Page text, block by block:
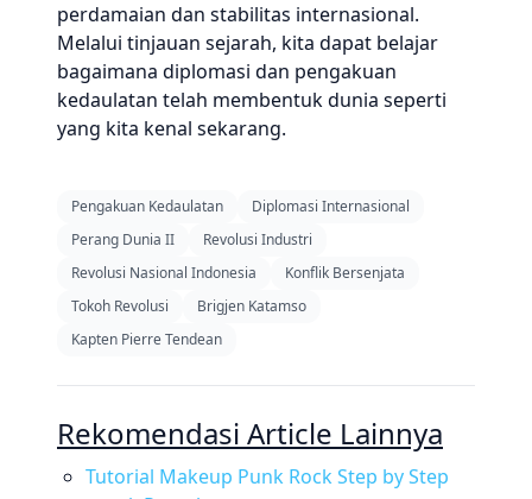
perdamaian dan stabilitas internasional.
Melalui tinjauan sejarah, kita dapat belajar
bagaimana diplomasi dan pengakuan
kedaulatan telah membentuk dunia seperti
yang kita kenal sekarang.
Pengakuan Kedaulatan
Diplomasi Internasional
Perang Dunia II
Revolusi Industri
Revolusi Nasional Indonesia
Konflik Bersenjata
Tokoh Revolusi
Brigjen Katamso
Kapten Pierre Tendean
Rekomendasi Article Lainnya
Tutorial Makeup Punk Rock Step by Step